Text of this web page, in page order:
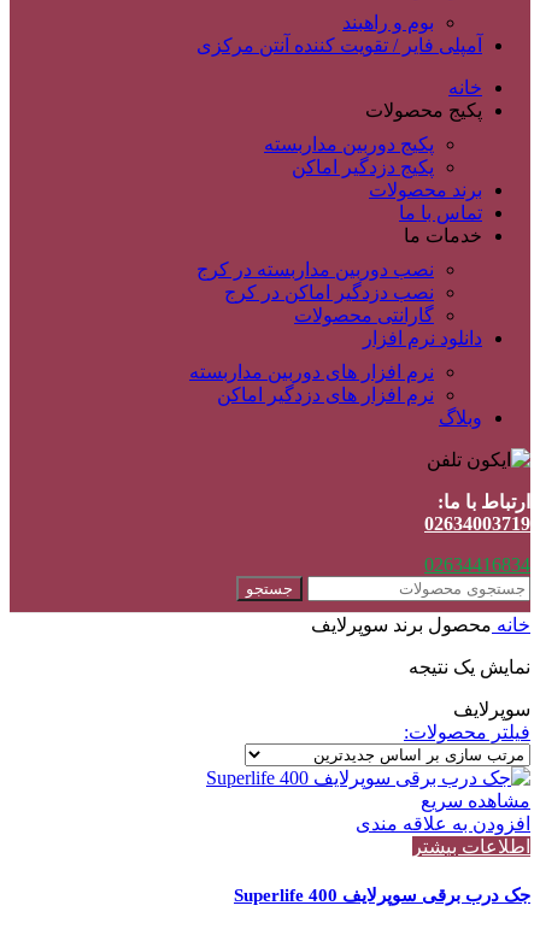
بوم و راهبند
آمپلی فایر / تقویت کننده آنتن مرکزی
خانه
پکیج محصولات
پکیج دوربین مداربسته
پکیج دزدگیر اماکن
برند محصولات
تماس با ما
خدمات ما
نصب دوربین مداربسته در کرج
نصب دزدگیر اماکن در کرج
گارانتی محصولات
دانلود نرم افزار
نرم افزار های دوربین مداربسته
نرم افزار های دزدگیر اماکن
وبلاگ
ارتباط با ما:
02634003719
02634416834
جستجو
خانه محصول برند سوپرلایف
نمایش یک نتیجه
سوپرلایف
فیلتر محصولات:
مشاهده سریع
افزودن به علاقه مندی
اطلاعات بیشتر
جک درب برقی سوپرلایف Superlife 400